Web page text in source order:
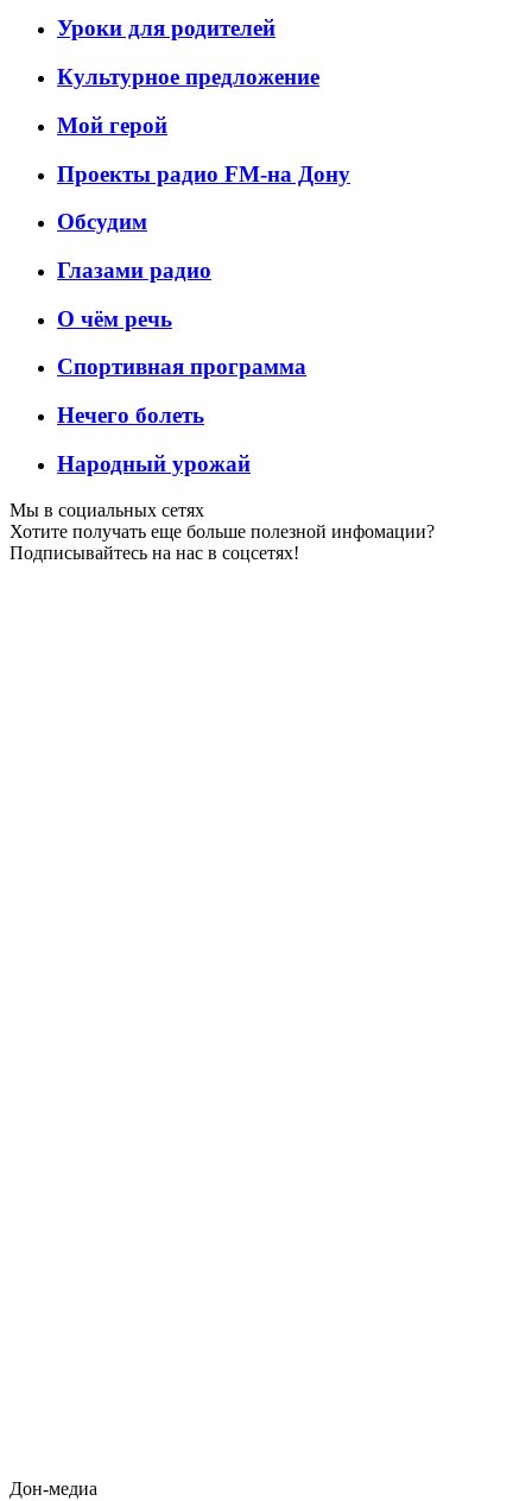
Уроки для родителей
Культурное предложение
Мой герой
Проекты радио FM-на Дону
Обсудим
Глазами радио
О чём речь
Спортивная программа
Нечего болеть
Народный урожай
Мы в социальных сетях
Хотите получать еще больше полезной инфомации?
Подписывайтесь на нас в соцсетях!
Дон-медиа